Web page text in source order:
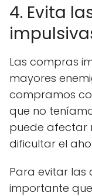
4. Evita
Las compras
mayores
compramos
que no
puede afectar
dificultar el
Para evitar las
importante